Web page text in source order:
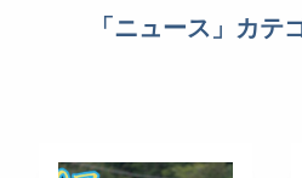
「ニュース」カテ